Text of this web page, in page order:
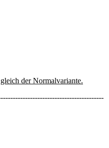
der Normalvariante.